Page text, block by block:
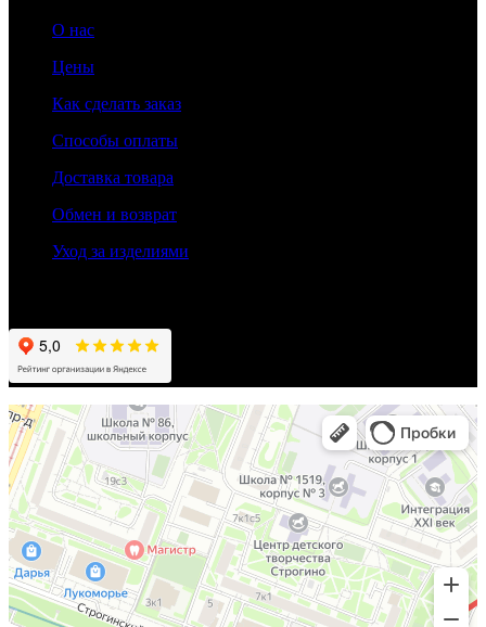
О нас
Цены
Как сделать заказ
Способы оплаты
Доставка товара
Обмен и возврат
Уход за изделиями